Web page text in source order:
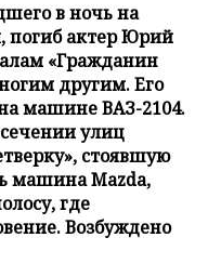
в ночь на
погиб актер Юрий
«Гражданин
другим. Его
машине ВАЗ-2104.
улиц
стоявшую
машина Mazda,
где
Возбуждено